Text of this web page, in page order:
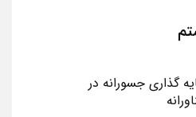
گذاری جسورانه در